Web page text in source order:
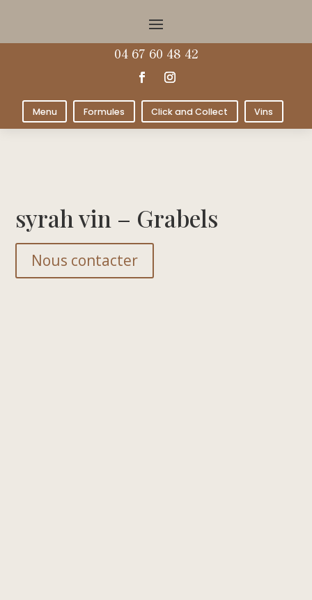
04 67 60 48 42
Menu Formules Click and Collect Vins
syrah vin – Grabels
Nous contacter